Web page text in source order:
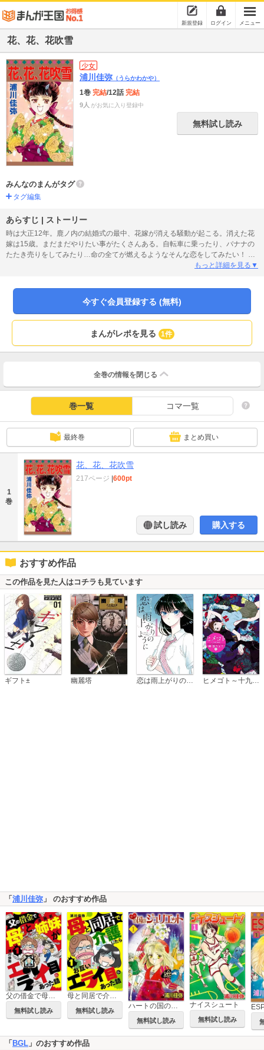
新規登録 ログイン メニュー
花、花、花吹雪
少女
浦川佳弥 （うらかわかや）
1巻 完結/12話完結
9人 がお気に入り登録中
無料試し読み
みんなのまんがタグ
タグ編集
あらすじ | ストーリー
時は大正12年。鹿ノ内の結婚式の最中、花嫁が消える騒動が起こる。消えた花
嫁は15歳。まだまだやりたい事がたくさんある。自転車に乗ったり、バナナの
たたき売りをしてみたり…命の全てが燃えるようなそんな恋をしてみたい！ 走
行中の汽車に飛び乗った花嫁の花は助けてくれた男性塩谷海二と2人、一路東京
もっと詳細を見る▼
今すぐ会員登録する (無料)
まんがレポを見る 1件
全巻の情報を 閉じる
巻一覧 コマ一覧
最終巻 まとめ買い
1
巻
花、花、花吹雪
217ページ |600pt
試し読み 購入する
おすすめ作品
この作品を見た人はコチラも見ています
ギフト± 幽麗塔 ヒメゴト～十九歳の制服～
「浦川佳弥 」 のおすすめ作品
父の借金で母と漫画家姉妹がエライ目にあった話【分冊版】
無料試し読み
母と同居で介護したらお互いエライ目にあった話【分冊版】
無料試し読み
ハートの国のジュリエット
無料試し読み
ナイスシュート
無料試し読み
「BGL 」のおすすめ作品